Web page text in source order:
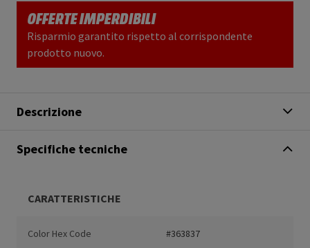
OFFERTE IMPERDIBILI
Risparmio garantito rispetto al corrispondente
prodotto nuovo.
Descrizione
Specifiche tecniche
CARATTERISTICHE
Color Hex Code #363837